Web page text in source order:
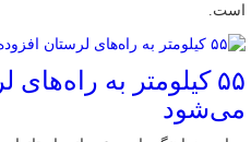
است.
۵۵ کیلومتر به
می‌شود